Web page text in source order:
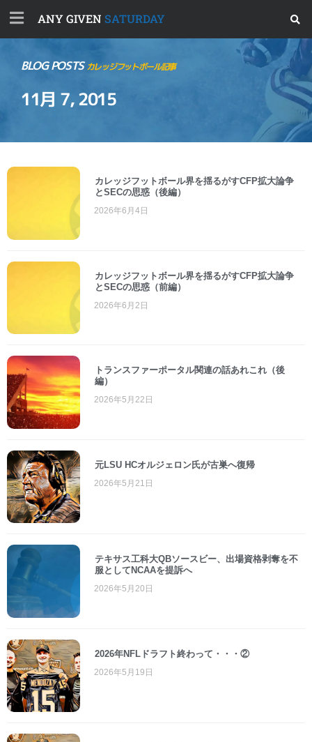
ANY GIVEN SATURDAY
BLOG POSTSカレッジフットボール記事
11月 7, 2015
カレッジフットボール界を揺るがすCFP拡大論争
とSECの思惑（後編）
2026年6月4日
カレッジフットボール界を揺るがすCFP拡大論争
とSECの思惑（前編）
2026年6月2日
トランスファーポータル関連の話あれこれ（後
編）
2026年5月22日
元LSU HCオルジェロン氏が古巣へ復帰
2026年5月21日
テキサス工科大QBソースビー、出場資格剥奪を不
服としてNCAAを提訴へ
2026年5月20日
2026年NFLドラフト終わって・・・②
2026年5月19日